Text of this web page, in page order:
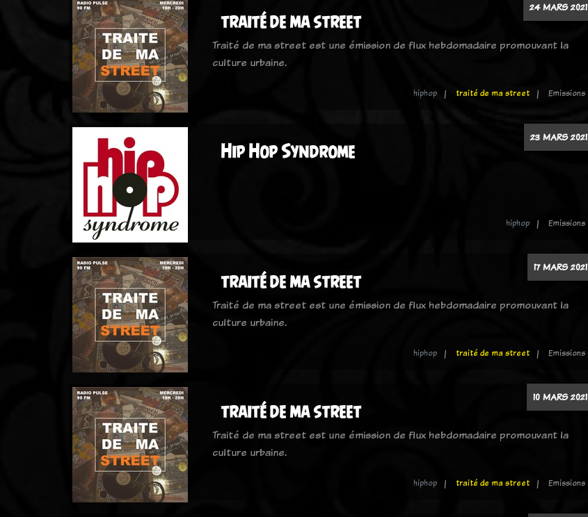
24 MARS 2021
traité de ma street
Traité de ma street est une émission de flux hebdomadaire promouvant la
culture urbaine.
hiphop traité de ma street Emissions
23 MARS 2021
Hip Hop Syndrome
hiphop Emissions
17 MARS 2021
traité de ma street
Traité de ma street est une émission de flux hebdomadaire promouvant la
culture urbaine.
hiphop traité de ma street Emissions
10 MARS 2021
traité de ma street
Traité de ma street est une émission de flux hebdomadaire promouvant la
culture urbaine.
hiphop traité de ma street Emissions